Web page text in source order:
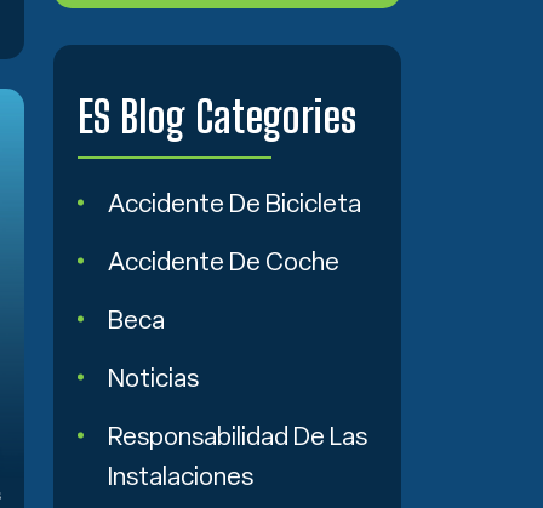
ES Blog Categories
Accidente De Bicicleta
Accidente De Coche
Beca
Noticias
Responsabilidad De Las
Instalaciones